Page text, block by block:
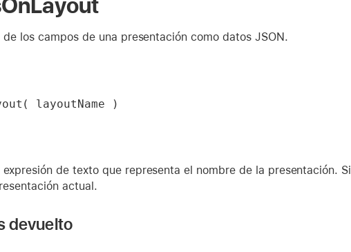
los campos de una presentación como datos JSON.
layoutName )
expresión de texto que representa el nombre de la presentación. Si
actual.
devuelto